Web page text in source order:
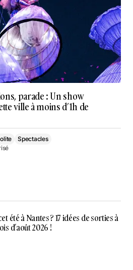
parade : Un show
ville à moins d’1h de
Spectacles
été à Nantes ? 17 idées de sorties à
d’août 2026 !